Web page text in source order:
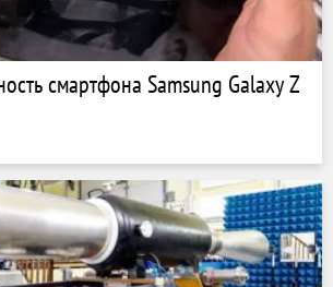
смартфона Samsung Galaxy Z